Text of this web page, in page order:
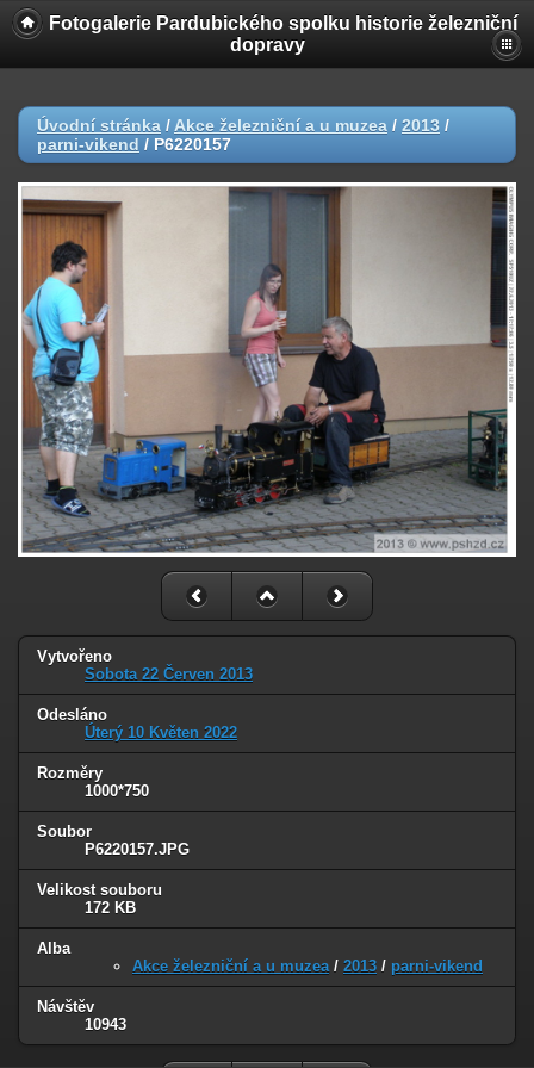
Fotogalerie Pardubického spolku historie železniční
dopravy
Úvodní stránka / Akce železniční a u muzea / 2013 /
parni-vikend / P6220157
Vytvořeno
Sobota 22 Červen 2013
Odesláno
Úterý 10 Květen 2022
Rozměry
1000*750
Soubor
P6220157.JPG
Velikost souboru
172 KB
Alba
Akce železniční a u muzea / 2013 / parni-vikend
Návštěv
10943